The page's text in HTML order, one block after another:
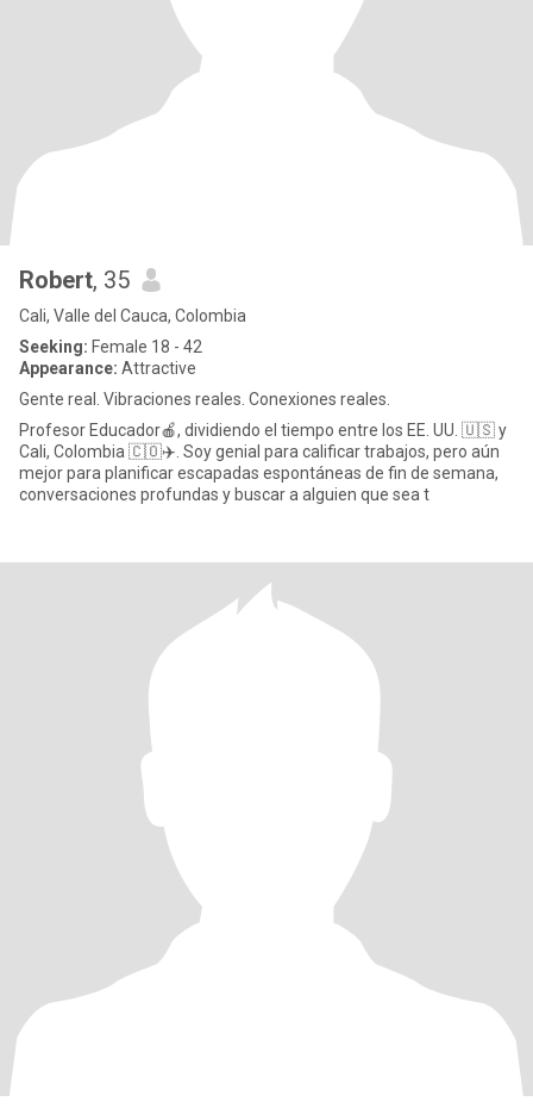
Robert, 35
Cali, Valle del Cauca, Colombia
Seeking: Female 18 - 42
Appearance: Attractive
Gente real. Vibraciones reales. Conexiones reales.
Profesor Educador🍎, dividiendo el tiempo entre los EE. UU. 🇺🇸 y
Cali, Colombia 🇨🇴✈️. Soy genial para calificar trabajos, pero aún
mejor para planificar escapadas espontáneas de fin de semana,
conversaciones profundas y buscar a alguien que sea t